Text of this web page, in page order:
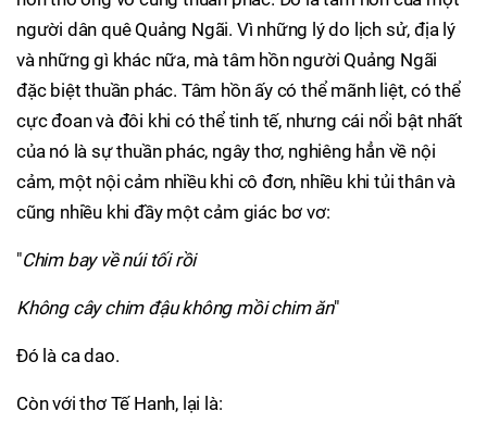
người dân quê Quảng Ngãi. Vì những lý do lịch sử, địa lý
và những gì khác nữa, mà tâm hồn người Quảng Ngãi
đặc biệt thuần phác. Tâm hồn ấy có thể mãnh liệt, có thể
cực đoan và đôi khi có thể tinh tế, nhưng cái nổi bật nhất
của nó là sự thuần phác, ngây thơ, nghiêng hẳn về nội
cảm, một nội cảm nhiều khi cô đơn, nhiều khi tủi thân và
cũng nhiều khi đầy một cảm giác bơ vơ:
"Chim bay về núi tối rồi
Không cây chim đậu không mồi chim ăn"
Đó là ca dao.
Còn với thơ Tế Hanh, lại là: